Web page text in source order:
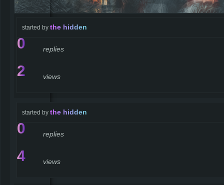
started by the hidden
0 replies
2 views
started by the hidden
0 replies
4 views